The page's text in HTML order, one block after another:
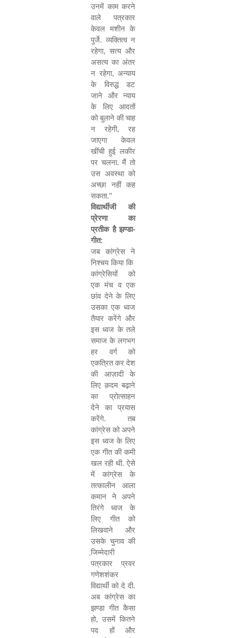
उनमें काम करने
वाले पत्रकार
केवल मशीन के
पुर्जे. व्यक्तित्व न
रहेगा, सत्य और
असत्य का अंतर
न रहेगा, अन्याय
के विरुद्ध डट
जाने और न्याय
के लिए आदतों
को बुलाने की चाह
न रहेगी, रह
जाएगा केवल
खींची हुई लकीर
पर चलना. मैं तो
उस अवस्था को
अच्छा नहीं कह
सकता.’’
विद्यार्थीजी की
प्रेरणा का
प्रतीक है झण्डा-
गीत:
जब कांग्रेस ने
निश्चय किया कि
कांग्रेसियों को
एक मंच व एक
छांव देने के लिए
उसका एक ध्वज
तैयार करेंगे और
इस ध्वज के तले
समाज के लगभग
हर वर्ग को
एकत्रित कर देश
की आज़ादी के
लिए क़दम बढ़ाने
का प्रोत्साहन
देने का प्रयास
करेंगे. तब
कांग्रेस को अपने
इस ध्वज के लिए
एक गीत की कमी
खल रही थी. ऐसे
में कांग्रेस के
तत्कालीन आला
कमान ने अपने
तिरंगे ध्वज के
लिए गीत को
लिखवाने और
उसके चुनाव की
जि़म्मेदारी
पत्रकार प्रवर
गणेशशंकर
विद्यार्थी को दे दी.
अब कांग्रेस का
झण्डा गीत कैसा
हो, उसमें कितने
पद हों और